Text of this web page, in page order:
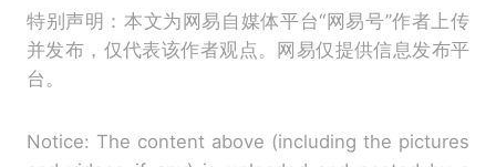
特别声明：本文为网易自媒体平台“网易号”作者上传
并发布，仅代表该作者观点。网易仅提供信息发布平
台。
Notice: The content above (including the pictures